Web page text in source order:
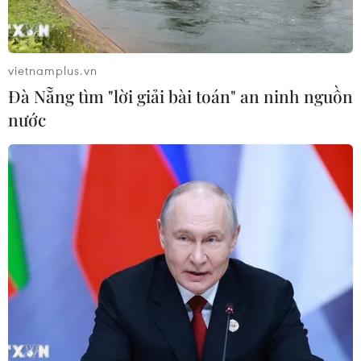
Nam tạo "cơn địa chấn" trên truyền
thông khu vực
04/08/2026 02:45
Báo chí Đông Nam Á "dậy
sóng" vì tuyển Việt Nam, chỉ ra lý do
Indonesia thua đau
04/08/2026 02:32
'Hủy diệt' Indonesia 3-0, tuyển Việt
Nam khẳng định vị thế nhà vô địch
ASEAN Cup
03/08/2026 15:39
ASEAN Cup 2026: Tuyển Việt Nam
vietnamplus.vn
Đà Nẵng tìm "lời giải bài toán" an ninh nguồn
nước